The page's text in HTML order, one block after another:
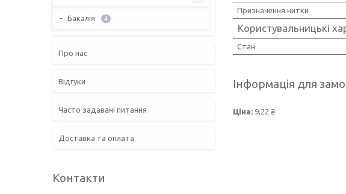
Призначення нитки
Користувальницькі
Стан
Інформація для
Ціна: 9,22 ₴
Бакалія 4
Про нас
Відгуки
Часто задавані питання
Доставка та оплата
Контакти